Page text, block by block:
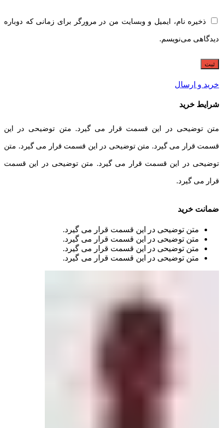
ذخیره نام، ایمیل و وبسایت من در مرورگر برای زمانی که دوباره
دیدگاهی می‌نویسم.
خرید و ارسال
شرایط خرید
متن توضیحی در این قسمت قرار می گیرد. متن توضیحی در این
قسمت قرار می گیرد. متن توضیحی در این قسمت قرار می گیرد. متن
توضیحی در این قسمت قرار می گیرد. متن توضیحی در این قسمت
قرار می گیرد.
ضمانت خرید
متن توضیحی در این قسمت قرار می گیرد.
متن توضیحی در این قسمت قرار می گیرد.
متن توضیحی در این قسمت قرار می گیرد.
متن توضیحی در این قسمت قرار می گیرد.